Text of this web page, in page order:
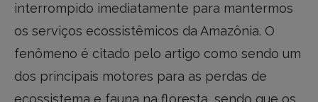
interrompido imediatamente para mantermos
os serviços ecossistêmicos da Amazônia. O
fenômeno é citado pelo artigo como sendo um
dos principais motores para as perdas de